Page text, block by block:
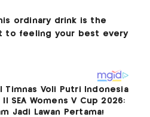
Timnas Voli Putri Indonesia
SEA Womens V Cup 2026:
Jadi Lawan Pertama!